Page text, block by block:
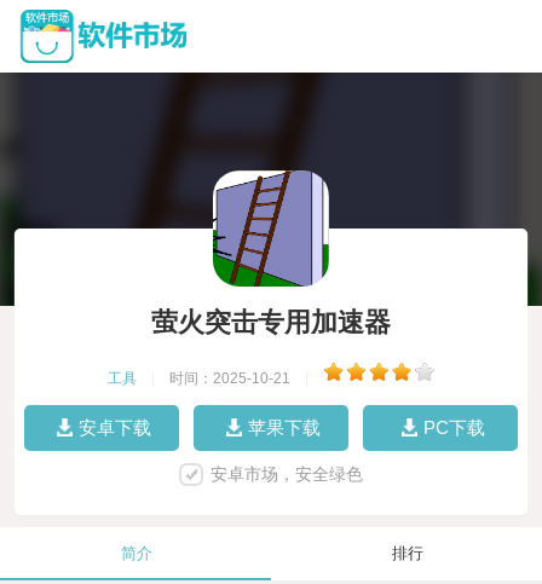
萤火突击专用加速器
工具 时间：2025-10-21
安卓下载 苹果下载 PC下载
安卓市场，安全绿色
简介 排行